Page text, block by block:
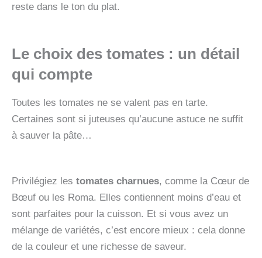
reste dans le ton du plat.
Le choix des tomates : un détail
qui compte
Toutes les tomates ne se valent pas en tarte.
Certaines sont si juteuses qu’aucune astuce ne suffit
à sauver la pâte…
Privilégiez les tomates charnues, comme la Cœur de
Bœuf ou les Roma. Elles contiennent moins d’eau et
sont parfaites pour la cuisson. Et si vous avez un
mélange de variétés, c’est encore mieux : cela donne
de la couleur et une richesse de saveur.